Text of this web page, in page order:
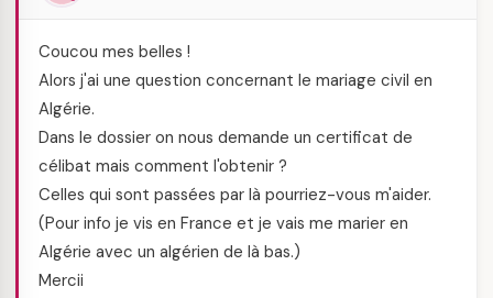
Coucou mes belles !
Alors j'ai une question concernant le mariage civil en
Algérie.
Dans le dossier on nous demande un certificat de
célibat mais comment l'obtenir ?
Celles qui sont passées par là pourriez-vous m'aider.
(Pour info je vis en France et je vais me marier en
Algérie avec un algérien de là bas.)
Mercii